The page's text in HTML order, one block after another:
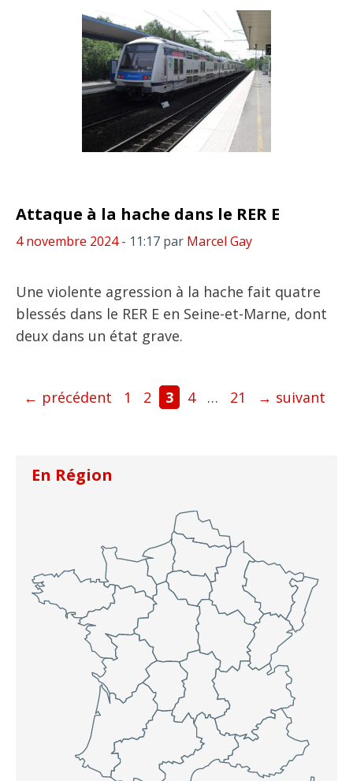
Attaque à la hache dans le RER E
4 novembre 2024- 11:17 par Marcel Gay
Une violente agression à la hache fait quatre
blessés dans le RER E en Seine-et-Marne, dont
deux dans un état grave.
← précédent Page
1 Page
2 Page
3 Page
4 … Page
21 → suivant
En Région